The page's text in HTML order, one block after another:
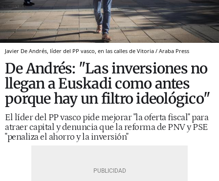
Javier De Andrés, líder del PP vasco, en las calles de Vitoria / Araba Press
De Andrés: "Las inversiones no
llegan a Euskadi como antes
porque hay un filtro ideológico"
El líder del PP vasco pide mejorar "la oferta fiscal" para
atraer capital y denuncia que la reforma de PNV y PSE
"penaliza el ahorro y la inversión"